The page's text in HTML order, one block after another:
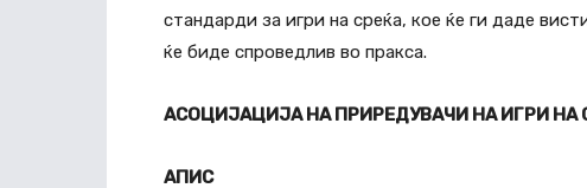
стандарди за игри на среќа, кое ќе ги даде
ќе биде спроведлив во пракса.
АСОЦИЈАЦИЈА НА ПРИРЕДУВАЧИ НА ИГРИ НА
АПИС